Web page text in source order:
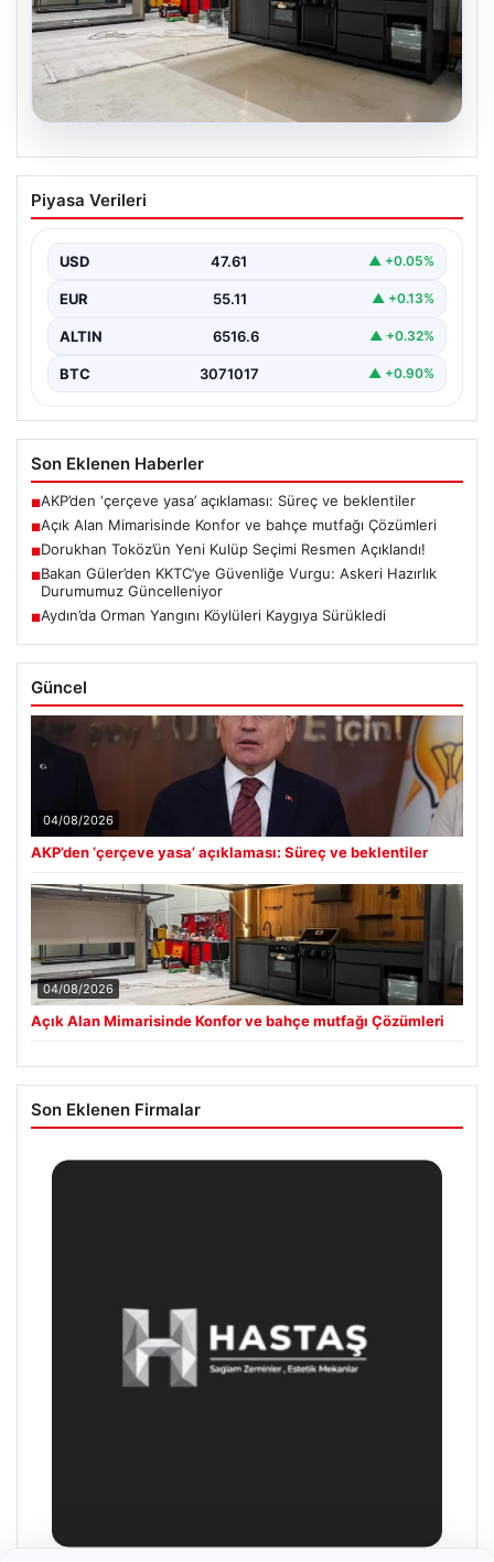
Açık Alan Mimarisinde Konfor ve bahçe
mutfağı Çözümleri
köşelerinden parçası gelmiştir. Doğayla uyumlu…
Piyasa Verileri
USD 47.61 ▲ +0.05%
EUR 55.11 ▲ +0.13%
ALTIN 6516.6 ▲ +0.32%
BTC 3071017 ▲ +0.90%
Son Eklenen Haberler
■AKP’den ‘çerçeve yasa’ açıklaması: Süreç ve beklentiler
■Açık Alan Mimarisinde Konfor ve bahçe mutfağı Çözümleri
■Dorukhan Toköz’ün Yeni Kulüp Seçimi Resmen Açıklandı!
■Bakan Güler’den KKTC’ye Güvenliğe Vurgu: Askeri Hazırlık
Durumumuz Güncelleniyor
■Aydın’da Orman Yangını Köylüleri Kaygıya Sürükledi
Güncel
04/08/2026
AKP’den ‘çerçeve yasa’ açıklaması: Süreç ve beklentiler
04/08/2026
Açık Alan Mimarisinde Konfor ve bahçe mutfağı Çözümleri
Son Eklenen Firmalar